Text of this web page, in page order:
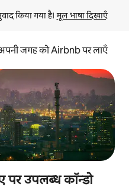
किया गया है। मूल भाषा दिखाएँ
जगह को Airbnb पर लाएँ
पर उपलब्ध कॉन्डो